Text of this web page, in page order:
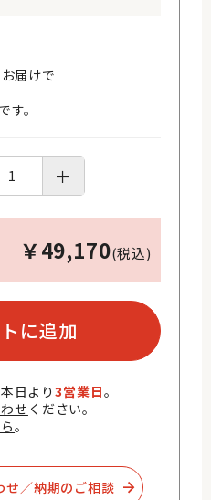
届けで
です。
＋
￥49,170(税込)
に追加
日より3営業日。
せ ください。
。
せ／納期のご相談​